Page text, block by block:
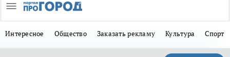
Интересное Общество Заказать рекламу Культура Спорт